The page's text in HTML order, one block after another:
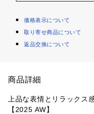
価格表示について
取り寄せ商品について
返品交換について
商品詳細
上品な表情とリラックス
【2025 AW】